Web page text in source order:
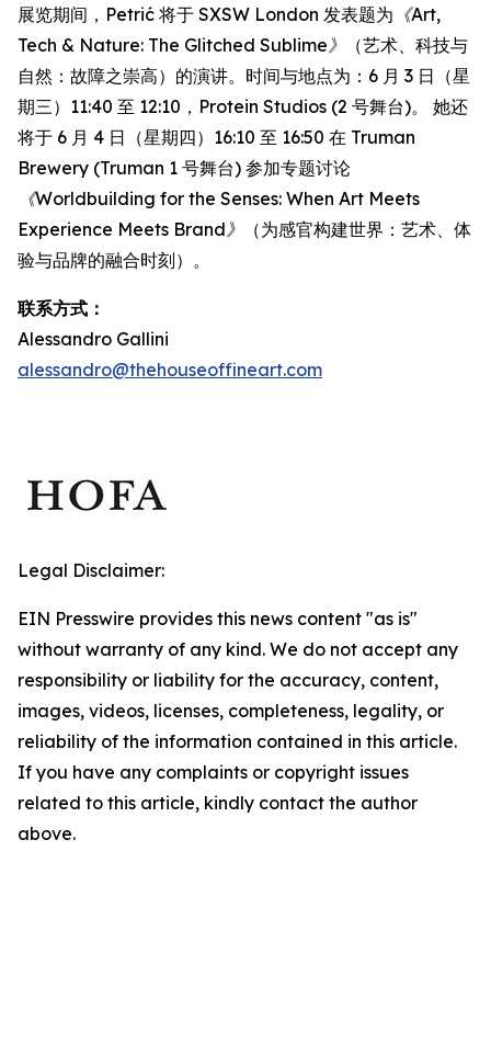
展览期间，Petrić 将于 SXSW London 发表题为 《Art,
Tech & Nature: The Glitched Sublime》
（艺术、科技与
自然：故障之崇高）的演讲。时间与地点为：6 月 3 日（星
期三）11:40 至 12:10，Protein Studios (2 号舞台)。 她还
将于 6 月 4 日（星期四）16:10 至 16:50 在 Truman
Brewery (Truman 1 号舞台) 参加专题讨论
《Worldbuilding for the Senses: When Art Meets
Experience Meets Brand》
（为感官构建世界：艺术、体
验与品牌的融合时刻）。
联系方式：
Alessandro Gallini
alessandro@thehouseoffineart.com
Legal Disclaimer:
EIN Presswire provides this news content "as is"
without warranty of any kind. We do not accept any
responsibility or liability for the accuracy, content,
images, videos, licenses, completeness, legality, or
reliability of the information contained in this article.
If you have any complaints or copyright issues
related to this article, kindly contact the author
above.